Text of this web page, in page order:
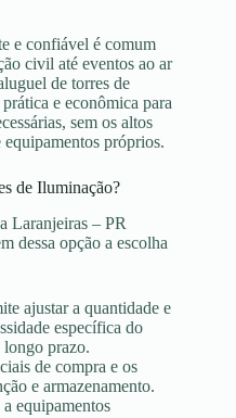
e confiável é comum
civil até eventos ao ar
de torres de
e econômica para
sem os altos
equipamentos próprios.
de Iluminação?
Laranjeiras – PR
dessa opção a escolha
ajustar a quantidade e
específica do
longo prazo.
de compra e os
e armazenamento.
a equipamentos